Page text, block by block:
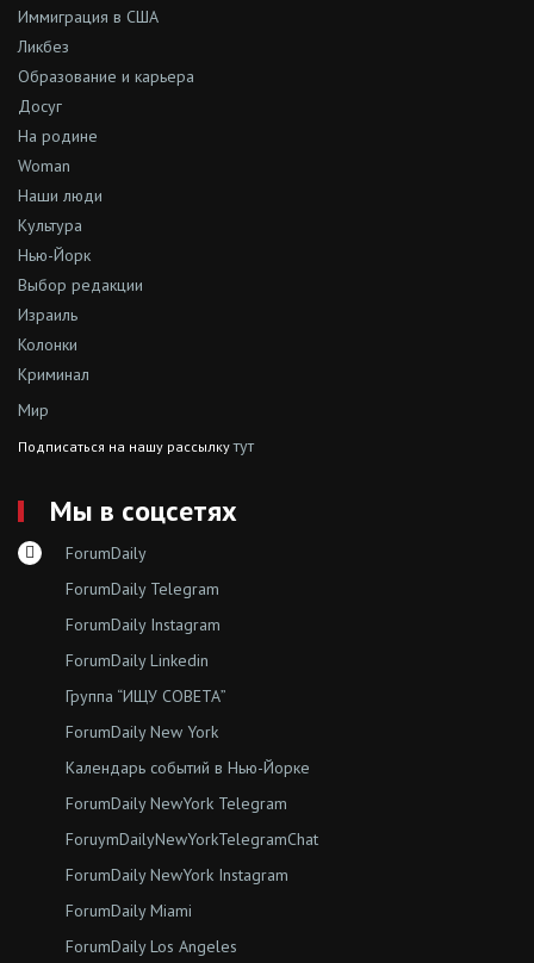
Иммиграция в США
Ликбез
Образование и карьера
Досуг
На родине
Woman
Наши люди
Культура
Нью-Йорк
Выбор редакции
Израиль
Колонки
Криминал
Мир
Подписаться на нашу рассылкутут
Мы в соцсетях
ForumDaily
ForumDaily Telegram
ForumDaily Instagram
ForumDaily Linkedin
Группа “ИЩУ СОВЕТА”
ForumDaily New York
Календарь событий в Нью-Йорке
ForumDaily NewYork Telegram
ForuymDailyNewYorkTelegramChat
ForumDaily NewYork Instagram
ForumDaily Miami
ForumDaily Los Angeles